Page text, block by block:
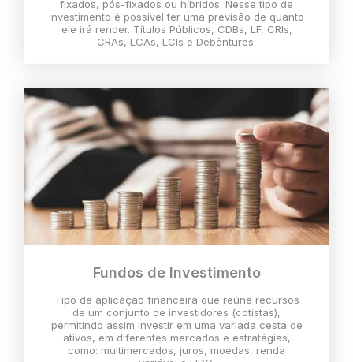
fixados, pós-fixados ou híbridos. Nesse tipo de
investimento é possível ter uma previsão de quanto
ele irá render. Títulos Públicos, CDBs, LF, CRIs,
CRAs, LCAs, LCIs e Debêntures.
Fundos de Investimento
Tipo de aplicação financeira que reúne recursos
de um conjunto de investidores (cotistas),
permitindo assim investir em uma variada cesta de
ativos, em diferentes mercados e estratégias,
como: multimercados, juros, moedas, renda